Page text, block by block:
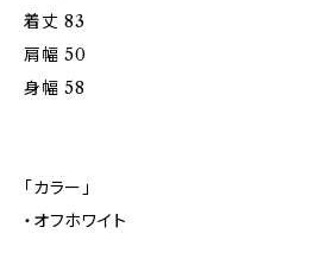
着丈 83
肩幅 50
身幅 58
「カラー」
・オフホワイト